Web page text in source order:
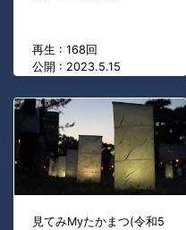
再生 : 168回
公開 : 2023.5.15
見てみMyたかまつ(令和5